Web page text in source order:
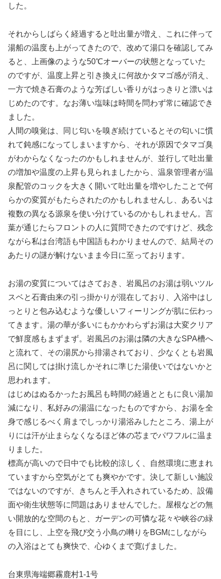
した。
それからしばらく経過すると吐出量が増え、これに伴って
湯船の温度も上がってきたので、改めて湯口を確認してみ
ると、上画像のような50℃オーバーの状態となっていた
のですが、温度上昇と引き換えに何故かタマゴ感が消え、
一方で焼き石膏のような芳ばしい香りがはっきりと漂いは
じめたのです。なお薄い塩味は時間を問わず常に確認でき
ました。
人間の嗅覚は、同じ匂いを嗅ぎ続けているとその匂いに慣
れて鈍感になってしまいますから、それが原因でタマゴ臭
がわからなくなったのかもしれませんが、並行して吐出量
の増加や温度の上昇も見られましたから、温泉管理者が温
泉配管のコックを大きく開いて吐出量を増やしたことで何
らかの変質がもたらされたのかもしれませんし、あるいは
複数の異なる源泉を使い分けているのかもしれません。言
葉が通じたらフロントの人に質問できたのですけど、残念
ながら私は台湾語も中国語もわかりませんので、結局その
あたりの謎が解けないまま今日に至っております。
お湯の変質についてはさておき、岩風呂のお湯は弱いツル
スベと石膏由来の引っ掛かりが混在しており、入浴中はし
っとりと包み込むような優しいフィーリングが肌に伝わっ
てきます。湯の華が多いにもかかわらずお湯は大変クリア
で鮮度感もまずまず。岩風呂のお湯は隣の大きなSPA槽へ
と流れて、その湯尻から排湯されており、少なくとも岩風
呂に関しては掛け流しかそれに準じた湯使いではないかと
思われます。
はじめはぬるかったお風呂も時間の経過とともに良い湯加
減になり、私好みの湯温になったものですから、お湯を全
身で感じるべく肩までしっかり湯浴みしたところ、湯上が
りには汗が止まらなくなるほど体の芯までパワフルに温ま
りました。
標高が高いので日中でも比較的涼しく、自然環境に恵まれ
ていますから空気がとても爽やかです。決して新しい施設
ではないのですが、きちんと手入れされているため、設備
面や衛生状態等に問題はありませんでした。屋根などの無
い開放的な空間のもと、ガーデンの可憐な花々や峡谷の緑
を目にし、上空を飛び交う小鳥の囀りをBGMにしながら
の入浴はとても爽快で、心ゆくまで寛げました。
台東県海端郷霧鹿村1-1号